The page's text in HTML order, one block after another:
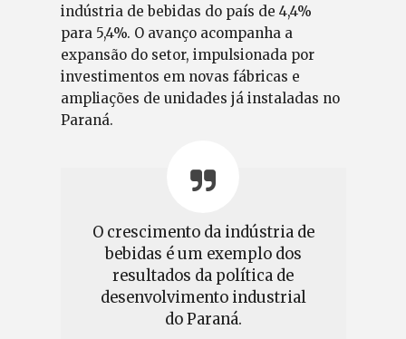
indústria de bebidas do país de 4,4%
para 5,4%. O avanço acompanha a
expansão do setor, impulsionada por
investimentos em novas fábricas e
ampliações de unidades já instaladas no
Paraná.
O crescimento da indústria de
bebidas é um exemplo dos
resultados da política de
desenvolvimento industrial
do Paraná.